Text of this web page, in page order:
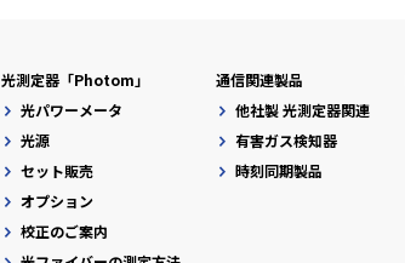
光測定器「Photom」
光パワーメータ
光源
セット販売
オプション
校正のご案内
通信関連製品
他社製 光測定器関連
有害ガス検知器
時刻同期製品